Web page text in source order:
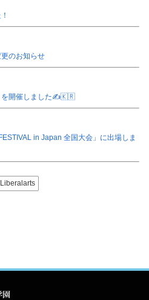
のお知らせ
を開催しました✍️🇰🇷
in Japan 全国大会」に出場しま
Liberalarts